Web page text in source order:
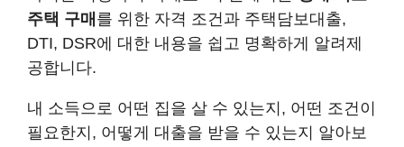
주택 구매 를 위한 자격 조건과 주택담보대출,
DTI, DSR에 대한 내용을 쉽고 명확하게 알려제
공합니다.
내 소득으로 어떤 집을 살 수 있는지, 어떤 조건이
필요한지, 어떻게 대출을 받을 수 있는지 알아보